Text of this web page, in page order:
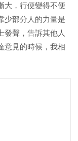
大，行便變得不便
少部分人的力量是
發聲，告訴其他人
意見的時候，我相